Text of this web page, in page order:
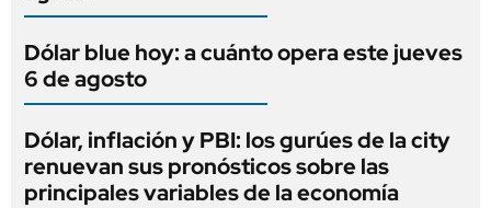
Dólar blue hoy: a cuánto opera este jueves
6 de agosto
Dólar, inflación y PBI: los gurúes de la city
renuevan sus pronósticos sobre las
principales variables de la economía